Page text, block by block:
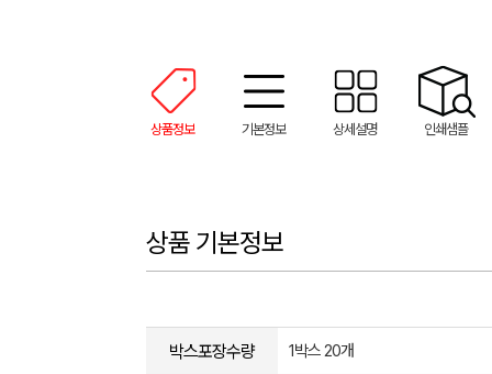
상품정보 기본정보 상세설명 인쇄샘플
상품 기본정보
박스포장수량 1박스 20개